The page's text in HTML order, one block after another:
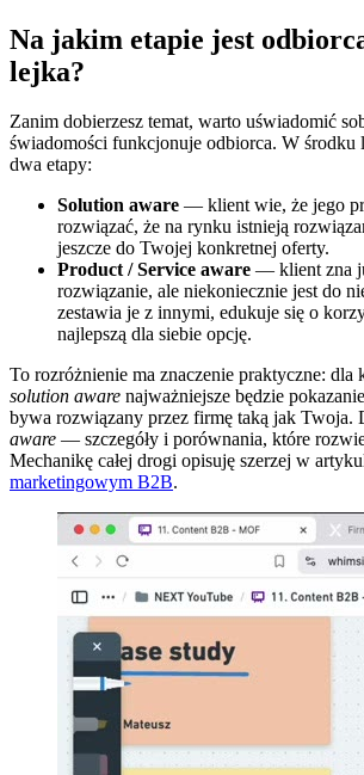
Na jakim etapie jest
lejka?
Zanim dobierzesz temat, warto uświadomić
świadomości funkcjonuje odbiorca. W środku
dwa etapy:
Solution aware — klient wie, że jego
rozwiązać, że na rynku istnieją
jeszcze do Twojej konkretnej oferty.
Product / Service aware — klient zna
rozwiązanie, ale niekoniecznie jest do
zestawia je z innymi, edukuje się o
najlepszą dla siebie opcję.
To rozróżnienie ma znaczenie praktyczne: dla
solution aware najważniejsze będzie
bywa rozwiązany przez firmę taką jak Twoja.
aware — szczegóły i porównania, które
Mechanikę całej drogi opisuję szerzej w
marketingowym B2B.